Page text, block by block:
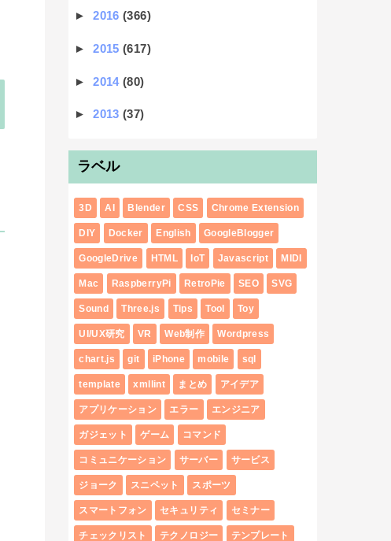
►2016(366)
►2015(617)
►2014(80)
►2013(37)
ラベル
3D AI Blender CSS Chrome Extension
DIY Docker English GoogleBlogger
GoogleDrive HTML IoT Javascript MIDI
Mac RaspberryPi RetroPie SEO SVG
Sound Three.js Tips Tool Toy
UI/UX研究 VR Web制作 Wordpress
chart.js git iPhone mobile sql
template xmllint まとめ アイデア
アプリケーション エラー エンジニア
ガジェット ゲーム コマンド
コミュニケーション サーバー サービス
ジョーク スニペット スポーツ
スマートフォン セキュリティ セミナー
チェックリスト テクノロジー テンプレート